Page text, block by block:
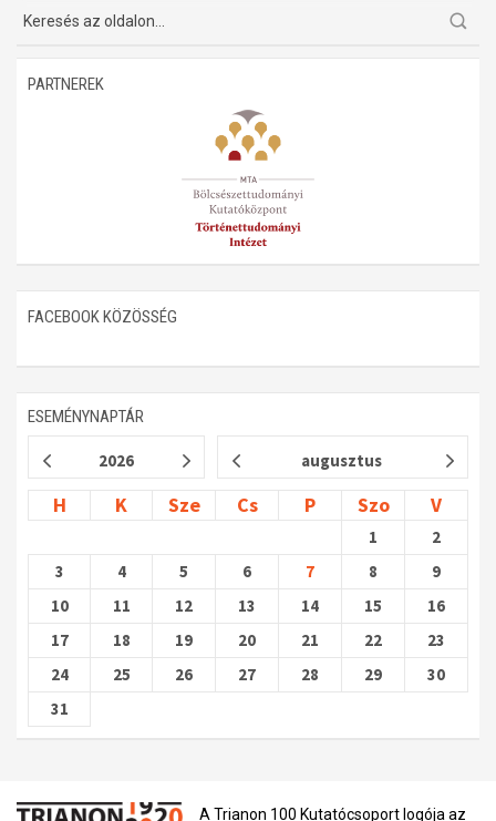
PARTNEREK
FACEBOOK KÖZÖSSÉG
ESEMÉNYNAPTÁR
2026 augusztus
H K Sze Cs P Szo V
1
2
3
4 5 6 7 8
9
10
11 12 13 14 15
16
17
18 19 20 21 22
23
24
25 26 27 28 29
30
31
A Trianon 100 Kutatócsoport logója az